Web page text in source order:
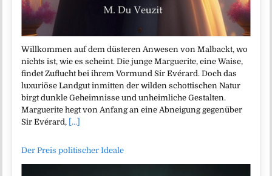
Willkommen auf dem düsteren Anwesen von Malbackt, wo
nichts ist, wie es scheint. Die junge Marguerite, eine Waise,
findet Zuflucht bei ihrem Vormund Sir Evérard. Doch das
luxuriöse Landgut inmitten der wilden schottischen Natur
birgt dunkle Geheimnisse und unheimliche Gestalten.
Marguerite hegt von Anfang an eine Abneigung gegenüber
Sir Evérard, [...]
Der Preis politischer Ideale